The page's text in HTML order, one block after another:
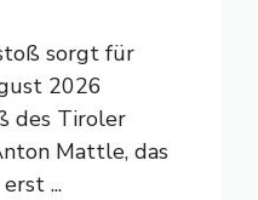
sorgt für
2026
des Tiroler
Mattle, das
...